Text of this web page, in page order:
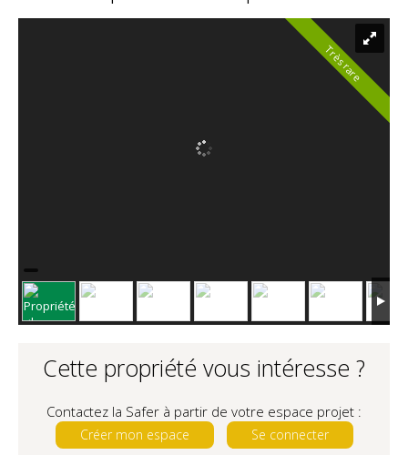
Très rare
Cette propriété vous intéresse ?
Contactez la Safer à partir de votre espace projet :
Créer mon espace Se connecter